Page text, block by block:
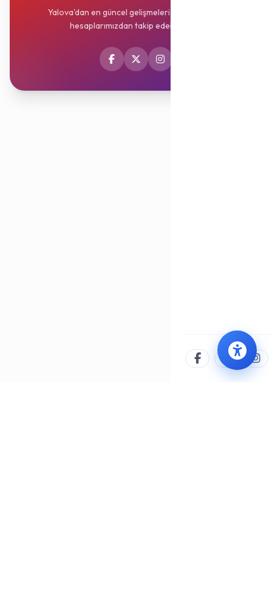
Yalova'dan en güncel gelişmeleri sosyal medya
hesaplarımızdan takip edebilirsiniz.